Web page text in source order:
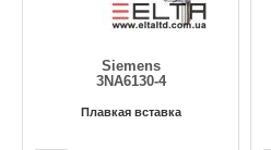
Siemens
3NA6130-4
Плавкая вставка